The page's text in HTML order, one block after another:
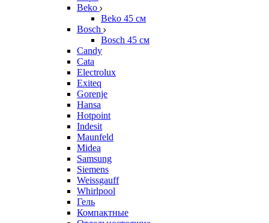
Beko
Beko 45 см
Bosch
Bosch 45 см
Candy
Cata
Electrolux
Exiteq
Gorenje
Hansa
Hotpoint
Indesit
Maunfeld
Midea
Samsung
Siemens
Weissgauff
Whirlpool
Гель
Компактные